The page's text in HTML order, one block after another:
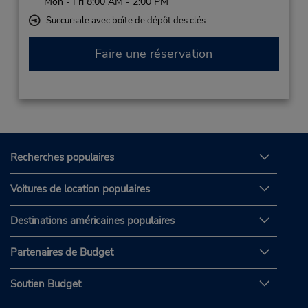
Succursale avec boîte de dépôt des clés
Faire une réservation
Recherches populaires
Voitures de location populaires
Destinations américaines populaires
Partenaires de Budget
Soutien Budget